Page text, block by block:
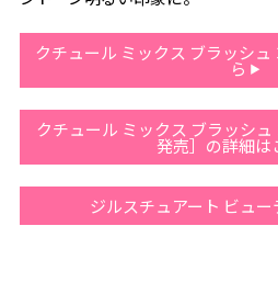
クチュール ミックス ブラッシ
ら
クチュール ミックス ブラッシ
発売］の詳細は
ジルスチュアート ビュ